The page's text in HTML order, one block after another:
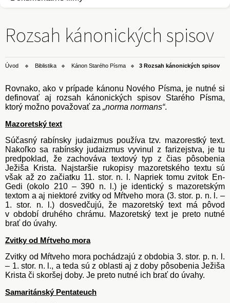
Rozsah kánonických spisov
Úvod Biblistika Kánon Starého Písma 3 Rozsah kánonických spisov
Rovnako, ako v prípade kánonu Nového Písma, je nutné si
definovať aj rozsah kánonických spisov Starého Písma,
ktorý možno považovať za „norma normans“.
Mazoretský text
Súčasný rabínsky judaizmus používa tzv. mazorestký text.
Nakoľko sa rabínsky judaizmus vyvinul z farizejstva, je tu
predpoklad, že zachováva textový typ z čias pôsobenia
Ježiša Krista. Najstaršie rukopisy mazoretského textu sú
však až zo začiatku 11. stor. n. l. Napriek tomu zvitok En-
Gedi (okolo 210 – 390 n. l.) je identický s mazoretským
textom a aj niektoré zvitky od Mŕtveho mora (3. stor. p. n. l. –
1. stor. n. l.) dosvedčujú, že mazoretský text má pôvod
v období druhého chrámu. Mazoretský text je preto nutné
brať do úvahy.
Zvitky od Mŕtveho mora
Zvitky od Mŕtveho mora pochádzajú z obdobia 3. stor. p. n. l.
– 1. stor. n. l., a teda sú z oblasti aj z doby pôsobenia Ježiša
Krista či skoršej doby. Je preto nutné ich brať do úvahy.
Samaritánský Pentateuch